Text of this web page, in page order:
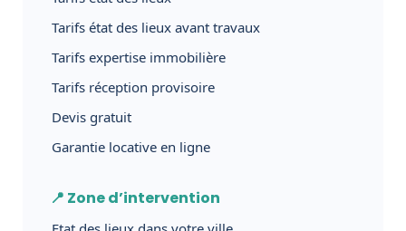
Tarifs état des lieux avant travaux
Tarifs expertise immobilière
Tarifs réception provisoire
Devis gratuit
Garantie locative en ligne
📍 Zone d’intervention